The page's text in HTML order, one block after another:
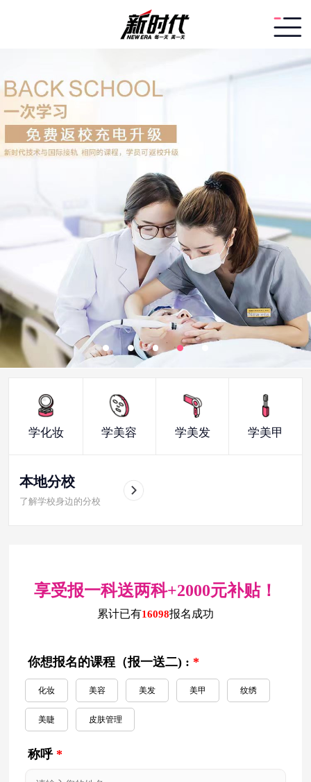
学化妆 学美容 学美发 学美甲
本地分校
了解学校身边的分校
享受报一科送两科+2000元补贴！
累计已有16098报名成功
你想报名的课程（报一送二) : *
化妆 美容 美发 美甲 纹绣
美睫 皮肤管理
称呼 *